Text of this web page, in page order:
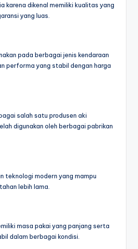
karena dikenal memiliki kualitas yang
yang luas.
pada berbagai jenis kendaraan
performa yang stabil dengan harga
salah satu produsen aki
digunakan oleh berbagai pabrikan
teknologi modern yang mampu
lebih lama.
masa pakai yang panjang serta
dalam berbagai kondisi.